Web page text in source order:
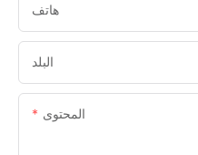
هاتف
البلد
المحتوى